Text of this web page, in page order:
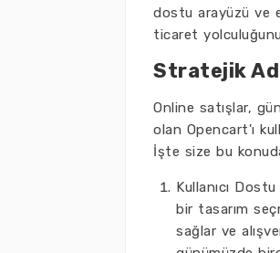
dostu arayüzü ve
ticaret
Stratejik
Online satışlar,
olan Opencart'ı
İşte size bu
Kullanıcı
bir tasarım
sağlar ve